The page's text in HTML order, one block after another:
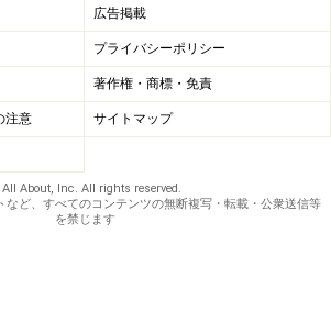
広告掲載
プライバシーポリシー
著作権・商標・免責
注意 サイトマップ
About, Inc. All rights reserved.
など、すべてのコンテンツの無断複写・転載・公衆送信等
を禁じます